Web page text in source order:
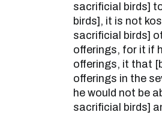
sacrificial birds]
birds], it is not
sacrificial birds]
offerings, for it if
offerings, it that
offerings in the
he would not be
sacrificial birds]